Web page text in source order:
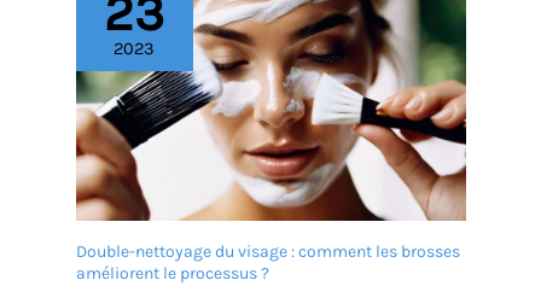
23
2023
Double-nettoyage du visage : comment les brosses
améliorent le processus ?